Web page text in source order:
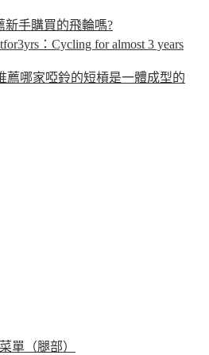
新手購買的飛輪嗎?
：Cycling for almost 3 years
薦哪家啞鈴的短槓是一體成型的